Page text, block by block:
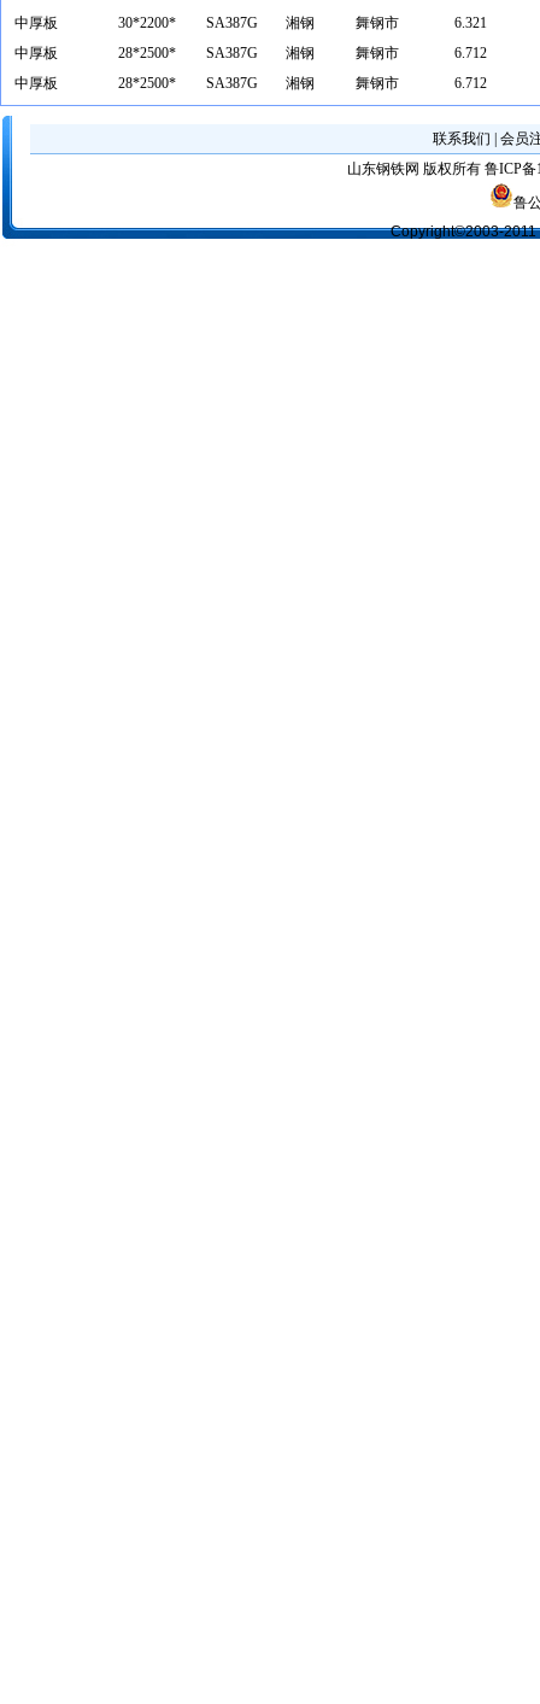
中厚板
30*2200* SA387G 湘钢 舞钢市
6.321
中厚板
28*2500* SA387G 湘钢 舞钢市
6.712
中厚板
28*2500* SA387G 湘钢 舞钢市 6.712
联系我们
会员
山东钢铁网 版权所有 鲁ICP备
鲁
Copyright©2003-2011